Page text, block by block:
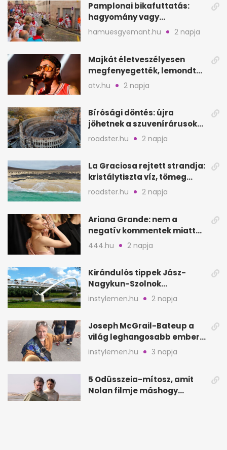
Pamplonai bikafuttatás:
hagyomány vagy
értelmetlen vérontás?
hamuesgyemant.hu 2 napja
Majkát életveszélyesen
megfenyegették, lemondta
a sepsiszentgyörgyi
atv.hu 2 napja
Bírósági döntés: újra
jöhetnek a szuvenírárusok
Európa ikonikus helyére
roadster.hu 2 napja
La Graciosa rejtett strandja:
kristálytiszta víz, tömeg
nélkül
roadster.hu 2 napja
Ariana Grande: nem a
negatív kommentek miatt
vonul vissza
444.hu 2 napja
Kirándulós tippek Jász-
Nagykun-Szolnok
megyében: 6 kihagyhatatlan
hely
instylemen.hu 2 napja
Joseph McGrail-Bateup a
világ leghangosabb embere
lett Ausztráliából
instylemen.hu 3 napja
5 Odüsszeia-mítosz, amit
Nolan filmje máshogy